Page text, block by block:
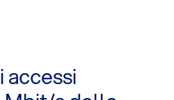
accessi